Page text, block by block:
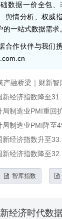
数据一价全包
舆情分析、权威
一站式数据需求。
合作伙伴与我们
经济指数降至
制造业PMI重回
局制造业PMI降至
经济指数升至
经济指数降至
智库指数
经济时代数